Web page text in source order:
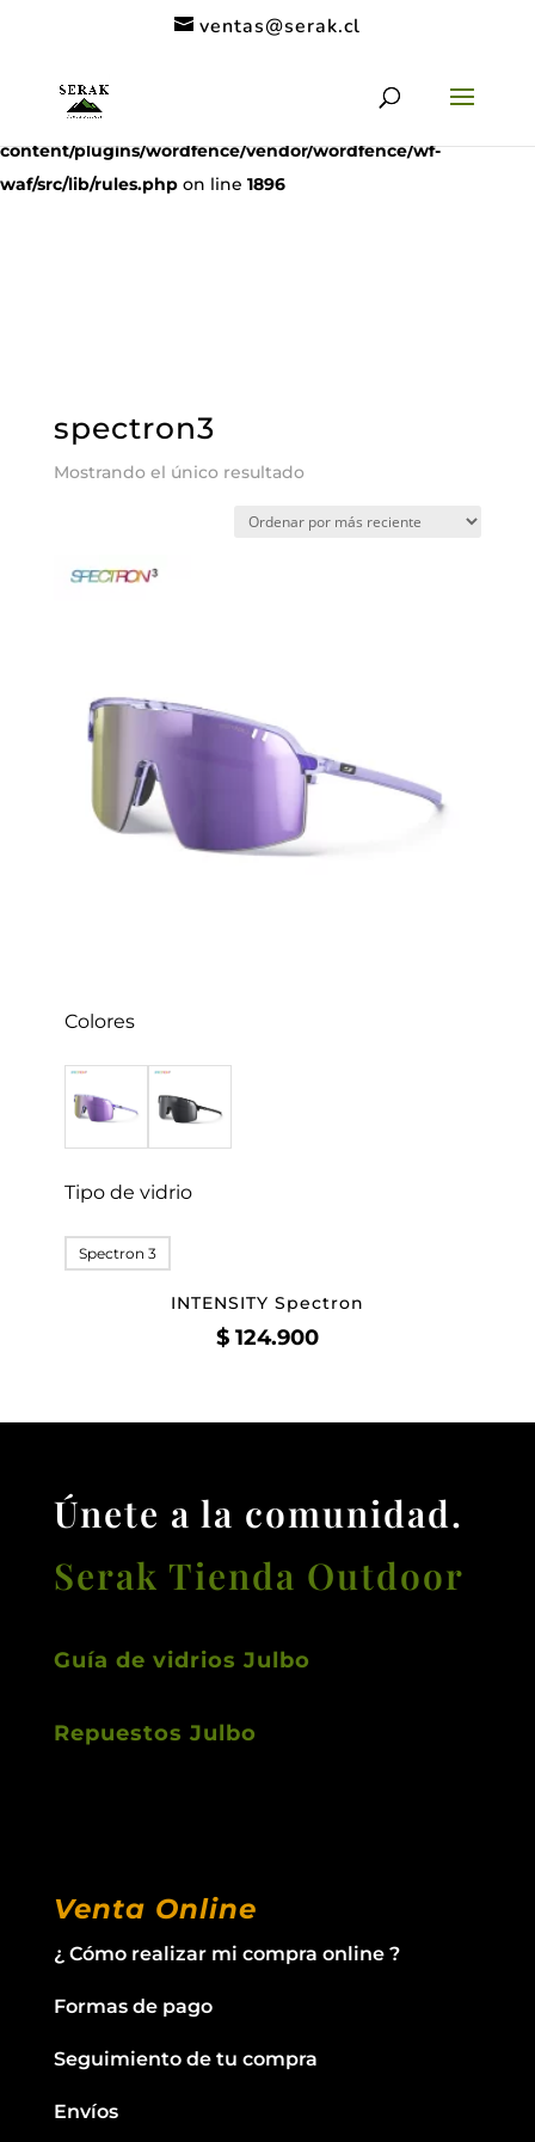
($subject) of type array|string is deprecated in
/home/clients/11c6de9a53a49962a9f838dac1be5068/serak.cl/
content/plugins/wordfence/vendor/wordfence/wf-
waf/src/lib/rules.php on line 1896
ventas@serak.cl
spectron3
Mostrando el único resultado
Colores
Tipo de vidrio
Spectron 3
INTENSITY Spectron
$124.900
Únete a la comunidad.
Serak Tienda Outdoor
Guía de vidrios Julbo
Repuestos Julbo
Venta Online
¿ Cómo realizar mi compra online ?
Formas de pago
Seguimiento de tu compra
Envíos